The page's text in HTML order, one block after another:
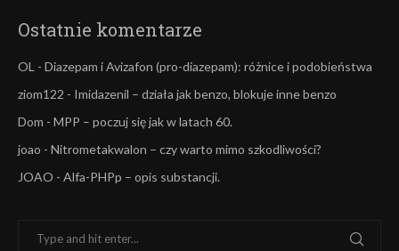
Ostatnie komentarze
OL - Diazepam i Avizafon (pro-diazepam): różnice i podobieństwa
ziom122 - Imidazenil – działa jak benzo, blokuje inne benzo
Dom - MPP – poczuj się jak w latach 60.
joao - Nitrometakwalon – czy warto mimo szkodliwości?
JOAO - Alfa-PHPp – opis substancji.